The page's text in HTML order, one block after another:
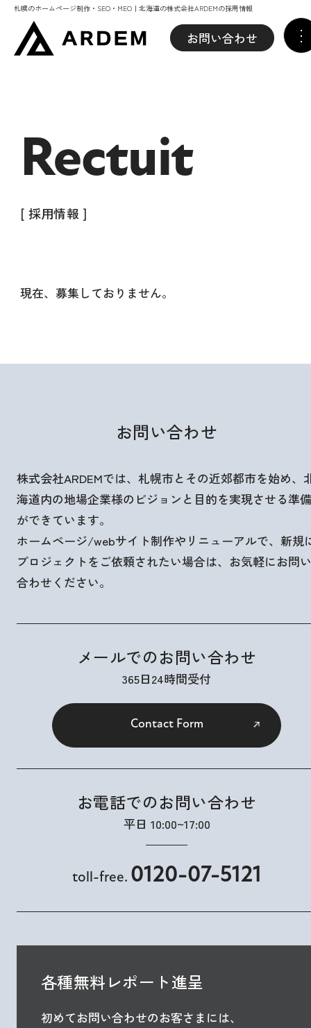
札幌のホームページ制作・SEO・MEO｜北海道の株式会社ARDEMの採用情報
お問い合わせ
Rectuit
[ 採用情報 ]
現在、募集しておりません。
お問い合わせ
株式会社ARDEMでは、札幌市とその近郊都市を始め、
海道内の地場企業様のビジョンと目的を実現させる準備
ができています。
ホームページ/webサイト制作やリニューアルで、新規
プロジェクトをご依頼されたい場合は、お気軽にお問い
合わせください。
メールでのお問い合わせ
365日24時間受付
Contact Form
お電話でのお問い合わせ
平日 10:00~17:00
toll-free. 0120-07-5121
各種無料レポート進呈
初めてお問い合わせのお客さまには、